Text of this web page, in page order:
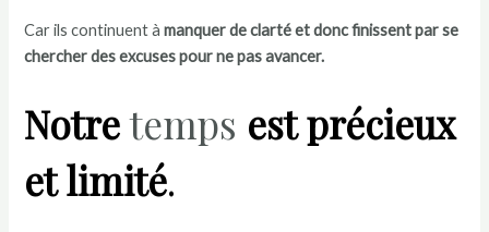
Car ils continuent àmanquer de clarté et donc finissent par se
chercher des excuses pour ne pas avancer.
Notretemps est précieux
et limité.